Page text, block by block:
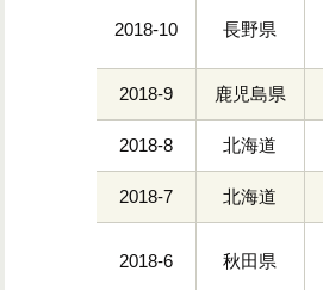
2018-10 長野県
2018-9 鹿児島県
2018-8 北海道
2018-7 北海道
2018-6 秋田県